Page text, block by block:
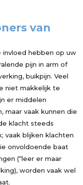
van
invloed hebben op uw
pijn in arm of
buikpijn. Veel
niet makkelijk te
er middelen
maar vaak kunnen die
klacht steeds
vaak blijken klachten
onvoldoende baat
(“leer er maar
worden vaak wel